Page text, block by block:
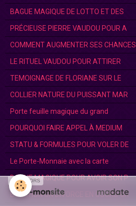
BAGUE MAGIQUE DE LOTTO ET DES
PRÉCIEUSE PIERRE VAUDOU POUR A
COMMENT AUGMENTER SES CHANCES
LE RITUEL VAUDOU POUR ATTIRER
TEMOIGNAGE DE FLORIANE SUR LE
COLLIER NATURE DU PUISSANT MAR
Porte feuille magique du grand
POURQUOI FAIRE APPEL À MEDIUM
STATU & FORMULES POUR VOLER DE
Le Porte-Monnaie avec la carte
BAGUE MAGIQUE POUR AVOIR SON P
BOUCHON UN DIVORCE EN COURS GR
SPONSORS